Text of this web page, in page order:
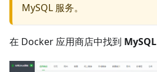
MySQL 服务。
在 Docker 应用商店中找到 MySQL